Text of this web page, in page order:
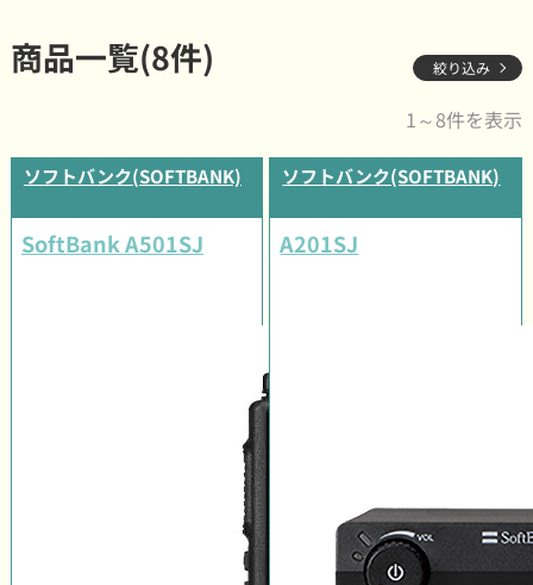
商品一覧(8件) 絞り込み
1～8件を表示
ソフトバンク(SOFTBANK)
SoftBank A501SJ
ソフトバンク(SOFTBANK)
A201SJ